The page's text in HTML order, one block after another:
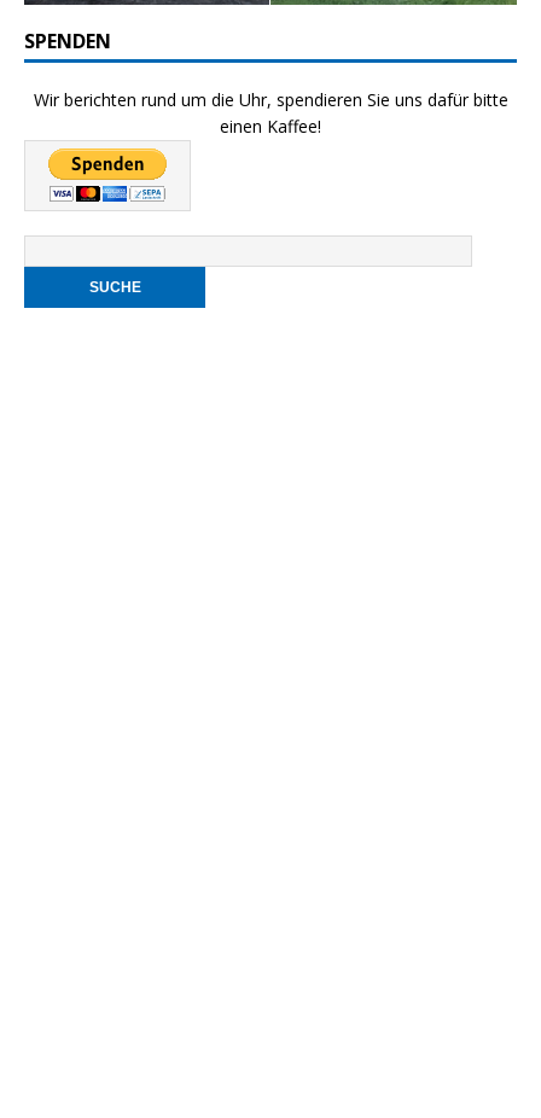
SPENDEN
Wir berichten rund um die Uhr, spendieren Sie uns dafür bitte
einen Kaffee!